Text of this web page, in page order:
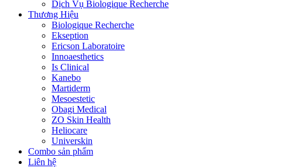
Dịch Vụ Biologique Recherche
Thương Hiệu
Biologique Recherche
Ekseption
Ericson Laboratoire
Innoaesthetics
Is Clinical
Kanebo
Martiderm
Mesoestetic
Obagi Medical
ZO Skin Health
Heliocare
Universkin
Combo sản phẩm
Liên hệ